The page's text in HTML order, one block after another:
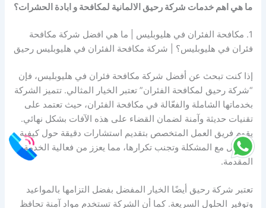
ما هي اهم خدمات شركة رحيق الالمانية لمكافحة و ابادة الحشرات؟
1. مكافحة الفئران في هليوبليس | ما هي افضل شركة مكافحة
فئران في هليوبليس؟ | شركة مكافحة الفئران في هليوبليس رحيق
إذا كنت تبحث عن أفضل شركة مكافحة فئران في هليوبليس، فإن
“شركة رحيق لمكافحة الفئران” تعتبر الخيار المثالي. تتميز الشركة
بخدماتها الشاملة والفعّالة في مكافحة الفئران، حيث تعتمد على
تقنيات حديثة وآمنة لضمان القضاء على هذه الآفات بشكل نهائي.
يقوم فريق العمل المتخصص بتقديم استشارات دقيقة حول كيفية
التعامل مع المشكلة وتجنب تكرارها، مما يعزز من فعالية الخدمة
المقدمة.
تعتبر شركة رحيق أيضًا الخيار المفضل بفضل التزامها بالمواعيد
وتوفير الحلول السريعة. كما أن الشركة تستخدم مواد آمنة تحافظ